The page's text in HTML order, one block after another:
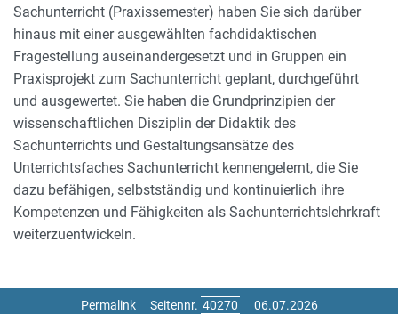
Sachunterricht (Praxissemester) haben Sie sich darüber
hinaus mit einer ausgewählten fachdidaktischen
Fragestellung auseinandergesetzt und in Gruppen ein
Praxisprojekt zum Sachunterricht geplant, durchgeführt
und ausgewertet. Sie haben die Grundprinzipien der
wissenschaftlichen Disziplin der Didaktik des
Sachunterrichts und Gestaltungsansätze des
Unterrichtsfaches Sachunterricht kennengelernt, die Sie
dazu befähigen, selbstständig und kontinuierlich ihre
Kompetenzen und Fähigkeiten als Sachunterrichtslehrkraft
weiterzuentwickeln.
Permalink Seitennr. 06.07.2026